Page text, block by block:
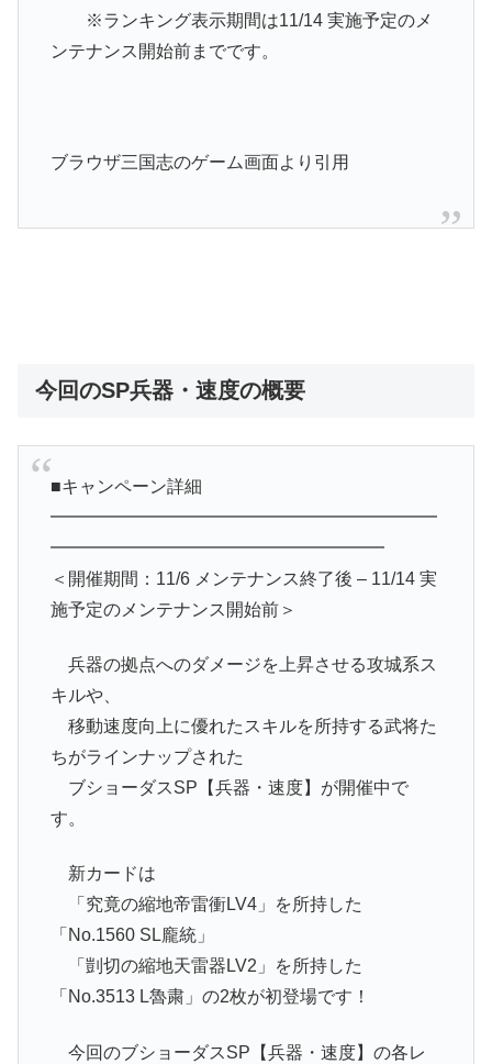
※ランキング表示期間は11/14 実施予定のメ
ンテナンス開始前までです。
ブラウザ三国志のゲーム画面より引用
今回のSP兵器・速度の概要
■キャンペーン詳細
━━━━━━━━━━━━━━━━━━━━━━
━━━━━━━━━━━━━━━━━━━
＜開催期間：11/6 メンテナンス終了後 – 11/14 実
施予定のメンテナンス開始前＞
兵器の拠点へのダメージを上昇させる攻城系ス
キルや、
移動速度向上に優れたスキルを所持する武将た
ちがラインナップされた
ブショーダスSP【兵器・速度】が開催中で
す。
新カードは
「究竟の縮地帝雷衝LV4」を所持した
「No.1560 SL龐統」
「剴切の縮地天雷器LV2」を所持した
「No.3513 L魯粛」の2枚が初登場です！
今回のブショーダスSP【兵器・速度】の各レ